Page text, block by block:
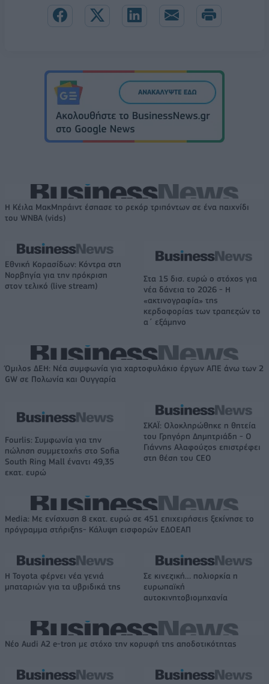
Η Κέιλα ΜακΜπράιντ έσπασε το ρεκόρ τριπόντων σε ένα παιχνίδι
του WNBA (vids)
Εθνική Κορασίδων: Κόντρα στη
Νορβηγία για την πρόκριση
στον τελικό (live stream)
Στα 15 δισ. ευρώ ο στόχος για
νέα δάνεια το 2026 - Η
«ακτινογραφία» της
κερδοφορίας των τραπεζών το
α΄ εξάμηνο
Όμιλος ΔΕΗ: Νέα συμφωνία για χαρτοφυλάκιο έργων ΑΠΕ άνω των 2
GW σε Πολωνία και Ουγγαρία
Fourlis: Συμφωνία για την
πώληση συμμετοχής στο Sofia
South Ring Mall έναντι 49,35
εκατ. ευρώ
ΣΚΑΪ: Ολοκληρώθηκε η θητεία
του Γρηγόρη Δημητριάδη - Ο
Γιάννης Αλαφούζος επιστρέφει
στη θέση του CEO
Media: Με ενίσχυση 8 εκατ. ευρώ σε 451 επιχειρήσεις ξεκίνησε το
πρόγραμμα στήριξης- Κάλυψη εισφορών ΕΔΟΕΑΠ
Η Toyota φέρνει νέα γενιά
μπαταριών για τα υβριδικά της
Σε κινεζική… πολιορκία η
ευρωπαϊκή
αυτοκινητοβιομηχανία
Νέο Audi A2 e-tron με στόχο την κορυφή της αποδοτικότητας